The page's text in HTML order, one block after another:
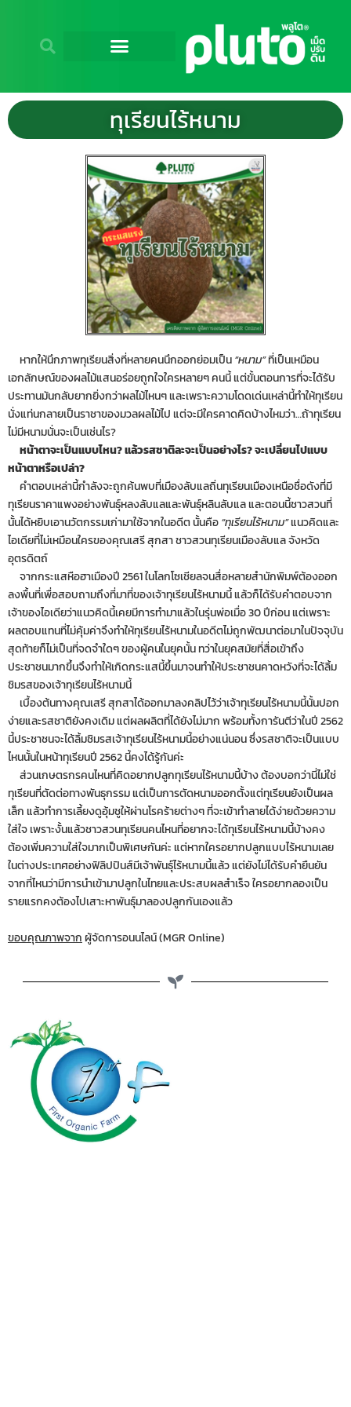
ทุเรียนไร้หนาม
หากให้นึกภาพทุเรียนสิ่งที่หลายคนนึกออกย่อมเป็น“หนาม”ที่เป็นเหมือน
เอกลักษณ์ของผลไม้แสนอร่อยถูกใจใครหลายๆ คนนี้ แต่ขั้นตอนการที่จะได้รับ
ประทานมันกลับยากยิ่งกว่าผลไม้ไหนๆ และเพราะความโดดเด่นเหล่านี้ทำให้ทุเรียน
นั่งแท่นกลายเป็นราชาของมวลผลไม้ไป แต่จะมีใครคาดคิดบ้างไหมว่า…ถ้าทุเรียน
ไม่มีหนามนั่นจะเป็นเช่นไร?
หน้าตาจะเป็นแบบไหน? แล้วรสชาติละจะเป็นอย่างไร? จะเปลี่ยนไปแบบ
หน้าตาหรือเปล่า?
คำตอบเหล่านี้กำลังจะถูกค้นพบที่เมืองลับแลถิ่นทุเรียนเมืองเหนือชื่อดังที่มี
ทุเรียนราคาแพงอย่างพันธุ์หลงลับแลและพันธุ์หลินลับแล และตอนนี้ชาวสวนที่
นั้นได้หยิบเอานวัตกรรมเก่ามาใช้จากในอดีต นั้นคือ“ทุเรียนไร้หนาม”แนวคิดและ
ไอเดียที่ไม่เหมือนใครของคุณเสรี สุกสา ชาวสวนทุเรียนเมืองลับแล จังหวัด
อุตรดิตถ์
จากกระแสหือฮาเมืองปี 2561 ในโลกโซเชียลจนสื่อหลายสำนักพิมพ์ต้องออก
ลงพื้นที่เพื่อสอบถามถึงที่มาที่ของเจ้าทุเรียนไร้หนามนี้ แล้วก็ได้รับคำตอบจาก
เจ้าของไอเดียว่าแนวคิดนี้เคยมีการทำมาแล้วในรุ่นพ่อเมื่อ 30 ปีก่อน แต่เพราะ
ผลตอบแทนที่ไม่คุ้มค่าจึงทำให้ทุเรียนไร้หนามในอดีตไม่ถูกพัฒนาต่อมาในปัจจุบัน
สุดท้ายก็ไม่เป็นที่จดจำใดๆ ของผู้คนในยุคนั้น ทว่าในยุคสมัยที่สื่อเข้าถึง
ประชาชนมากขึ้นจึงทำให้เกิดกระแสนี้ขึ้นมาจนทำให้ประชาชนคาดหวังที่จะได้ลิ้ม
ชิมรสของเจ้าทุเรียนไร้หนามนี้
เบื้องต้นทางคุณเสรี สุกสาได้ออกมาลงคลิปไว้ว่าเจ้าทุเรียนไร้หนามนี้นั้นปอก
ง่ายและรสชาติยังคงเดิม แต่ผลผลิตที่ได้ยังไม่มาก พร้อมทั้งการันตีว่าในปี 2562
นี้ประชาชนจะได้ลิ้มชิมรสเจ้าทุเรียนไร้หนามนี้อย่างแน่นอน ซึ่งรสชาติจะเป็นแบบ
ไหนนั้นในหน้าทุเรียนปี 2562 นี้คงได้รู้กันค่ะ
ส่วนเกษตรกรคนไหนที่คิดอยากปลูกทุเรียนไร้หนามนี้บ้าง ต้องบอกว่านี่ไม่ใช่
ทุเรียนที่ตัดต่อทางพันธุกรรม แต่เป็นการตัดหนามออกตั้งแต่ทุเรียนยังเป็นผล
เล็ก แล้วทำการเลี้ยงดูอุ้มชูให้ผ่านโรคร้ายต่างๆ ที่จะเข้าทำลายได้ง่ายด้วยความ
ใส่ใจ เพราะงั้นแล้วชาวสวนทุเรียนคนไหนที่อยากจะได้ทุเรียนไร้หนามนี้บ้างคง
ต้องเพิ่มความใส่ใจมากเป็นพิเศษกันค่ะ แต่หากใครอยากปลูกแบบไร้หนามเลย
ในต่างประเทศอย่างฟิลิปปินส์มีเจ้าพันธุ์ไร้หนามนี้แล้ว แต่ยังไม่ได้รับคำยืนยัน
จากที่ไหนว่ามีการนำเข้ามาปลูกในไทยและประสบผลสำเร็จ ใครอยากลองเป็น
รายแรกคงต้องไปเสาะหาพันธุ์มาลองปลูกกันเองแล้ว
ขอบคุณภาพจากผู้จัดการอนนไลน์ (MGR Online)